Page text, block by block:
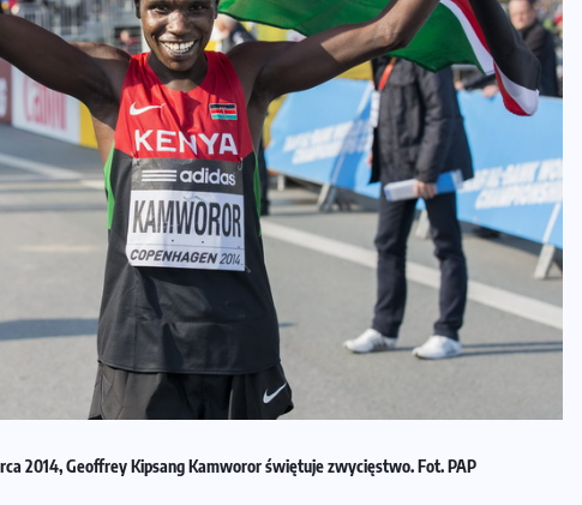
2014, Geoffrey Kipsang Kamworor świętuje zwycięstwo. Fot. PAP